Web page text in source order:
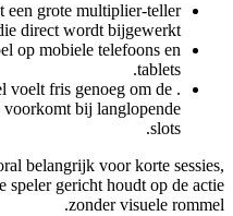
grote multiplier‑teller
direct wordt bijgewerkt.
op mobiele telefoons en
tablets.
voelt fris genoeg om de
bij langlopende
slots.
belangrijk voor korte sessies,
speler gericht houdt op de actie
zonder visuele rommel.